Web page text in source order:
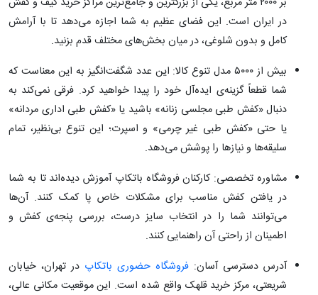
در ایران است. این فضای عظیم به شما اجازه می‌دهد تا با آرامش
کامل و بدون شلوغی، در میان بخش‌های مختلف قدم بزنید.
بیش از ۵۰۰۰ مدل تنوع کالا: این عدد شگفت‌انگیز به این معناست که
شما قطعاً گزینه‌ی ایده‌آل خود را پیدا خواهید کرد. فرقی نمی‌کند به
دنبال «کفش طبی مجلسی زنانه» باشید یا «کفش طبی اداری مردانه»
یا حتی «کفش طبی غیر چرمی» و اسپرت؛ این تنوع بی‌نظیر، تمام
سلیقه‌ها و نیازها را پوشش می‌دهد.
مشاوره تخصصی: کارکنان فروشگاه باتکاپ آموزش دیده‌اند تا به شما
در یافتن کفش مناسب برای مشکلات خاص پا کمک کنند. آن‌ها
می‌توانند شما را در انتخاب سایز درست، بررسی پنجه‌ی کفش و
اطمینان از راحتی آن راهنمایی کنند.
آدرس دسترسی آسان: فروشگاه حضوری باتکاپ در تهران، خیابان
شریعتی، مرکز خرید قلهک واقع شده است. این موقعیت مکانی عالی،